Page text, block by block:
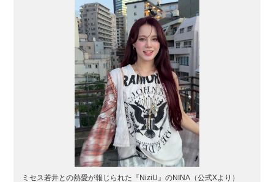
ミセス若井との熱愛が報じられた『NiziU』のNINA（公式Xより）